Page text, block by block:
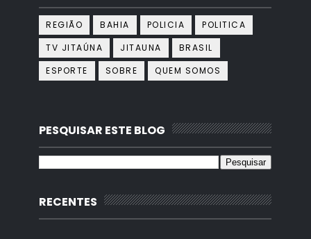
REGIÃO BAHIA POLICIA
POLITICA
TV JITAÚNA
JITAUNA
BRASIL
ESPORTE
SOBRE QUEM SOMOS
PESQUISAR ESTE BLOG
RECENTES